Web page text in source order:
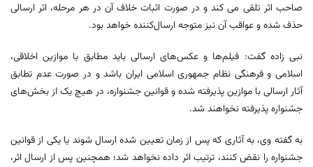
صاحب اثر تلقی می کند و در صورت اثبات خلاف آن در هر مرحله، اثر ارسالی
حذف شده و عواقب آن نیز متوجه ارسال‌کننده خواهد بود.
نبی زاده گفت: فیلم‌ها و عکس‌های ارسالی باید مطابق با موازین اخلاقی،
اسلامی و فرهنگی نظام جمهوری اسلامی ایران باشد و در صورت عدم تطابق
آثار ارسالی با موازین پذیرفته شده و قوانین جشنواره، در هیچ یک از بخش‌های
جشنواره پذیرفته نخواهند شد.
به گفته وی، به آثاری که پس از زمان تعیین شده ارسال شوند یا یکی از قوانین
جشنواره را نقض کنند، ترتیب اثر داده نخواهد شد؛ همچنین پس از ارسال اثر،